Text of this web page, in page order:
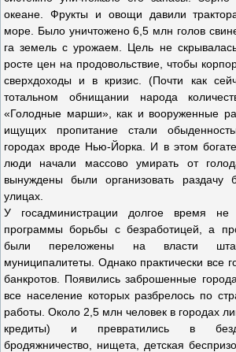
океане. Фрукты и овощи давили
море. Было уничтожено 6,5 млн голов
га земель с урожаем. Цель не
росте цен на продовольствие, чтобы
сверхдоходы и в кризис. (Почти как
тотальном обнищании народа
«Голодные марши», как и вооруженные
ищущих пропитание стали
городах вроде Нью-Йорка. И в этом
люди начали массово умирать от
вынуждены были организовать раздачу
улицах.
У госадминистрации долгое время
программы борьбы с безработицей, а
были переложены на власти
муниципалитеты. Однако практически все
банкротов. Появились заброшенные
все население которых разбрелось по
работы. Около 2,5 млн человек в городах
кредиты) и превратились в
бродяжничество, нищета, детская